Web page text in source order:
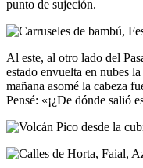
punto de sujeción.
Al este, al otro lado del
estado envuelta en nubes
mañana asomé la cabeza
Pensé: «¡¿De dónde salió